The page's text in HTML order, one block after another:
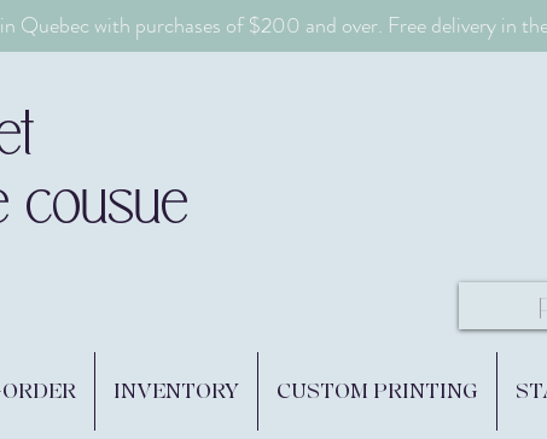
Quebec with purchases of $200 and over. Free delivery in
cousue
INVENTORY CUSTOM PRINTING